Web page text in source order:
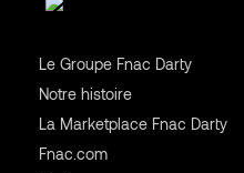
Le Groupe Fnac Darty
Notre histoire
La Marketplace Fnac Darty
Fnac.com